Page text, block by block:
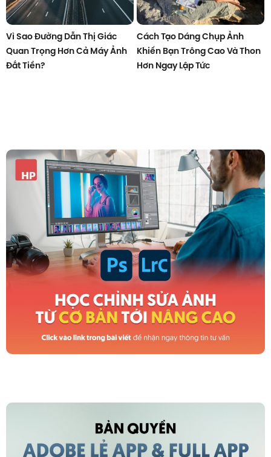
Vì Sao Đường Dẫn Thị Giác
Quan Trọng Hơn Cả Máy Ảnh
Đắt Tiền?
Cách Tạo Dáng Chụp Ảnh
Khiến Bạn Trông Cao Và Thon
Hơn Ngay Lập Tức